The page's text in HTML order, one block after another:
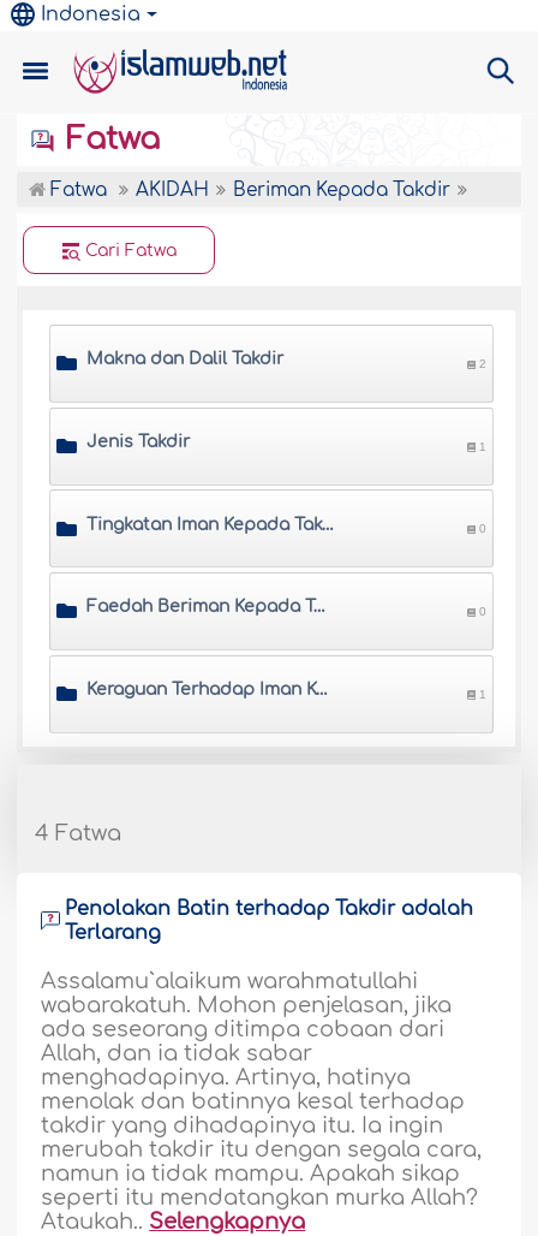
Indonesia
Fatwa
Fatwa AKIDAH Beriman Kepada Takdir
Cari Fatwa
Makna dan Dalil Takdir 2
Jenis Takdir 1
Tingkatan Iman Kepada Takdir 0
Faedah Beriman Kepada Takdir 0
Keraguan Terhadap Iman Kepada Takdir 1
4 Fatwa
Penolakan Batin terhadap Takdir adalah
Terlarang
Assalamu`alaikum warahmatullahi
wabarakatuh. Mohon penjelasan, jika
ada seseorang ditimpa cobaan dari
Allah, dan ia tidak sabar
menghadapinya. Artinya, hatinya
menolak dan batinnya kesal terhadap
takdir yang dihadapinya itu. Ia ingin
merubah takdir itu dengan segala cara,
namun ia tidak mampu. Apakah sikap
seperti itu mendatangkan murka Allah?
Ataukah.. Selengkapnya